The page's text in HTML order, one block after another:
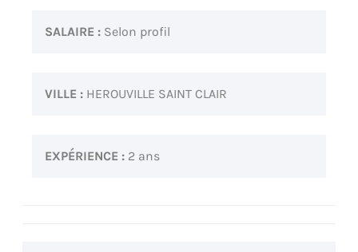
SALAIRE : Selon profil
VILLE : HEROUVILLE SAINT CLAIR
EXPÉRIENCE : 2 ans